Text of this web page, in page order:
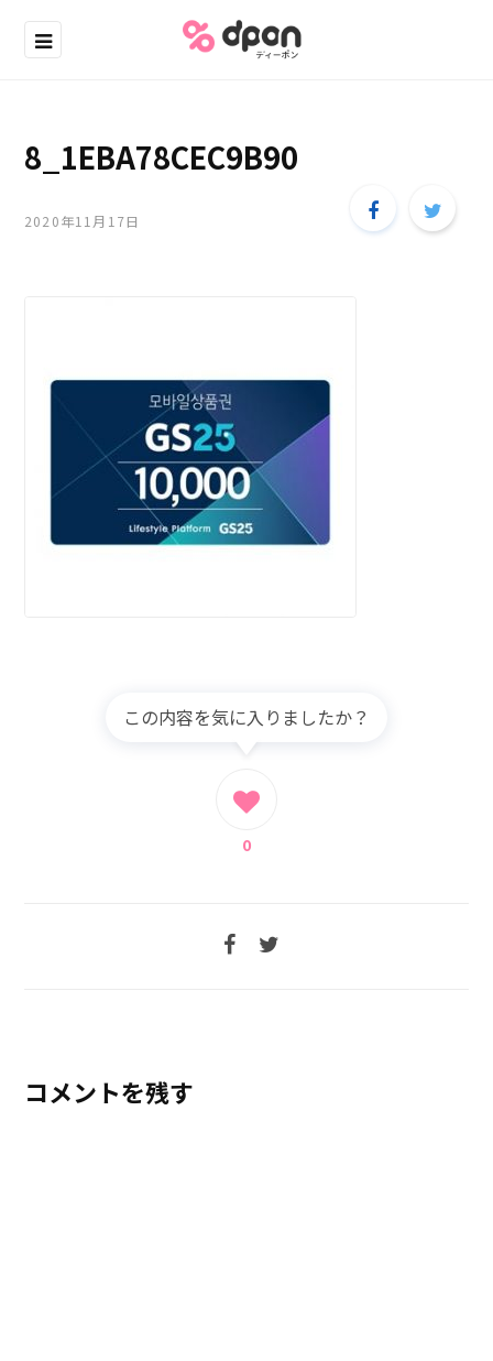
8_1EBA78CEC9B90
2020年11月17日
この内容を気に入りましたか？
0
コメントを残す